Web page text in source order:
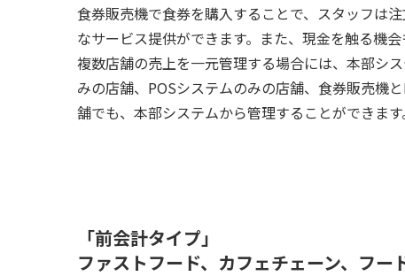
食券販売機で食券を購入することで、スタッフは
なサービス提供ができます。また、現金を触る機
複数店舗の売上を一元管理する場合には、本部シ
みの店舗、POSシステムのみの店舗、食券販売機
舗でも、本部システムから管理することができます
「前会計タイプ」
ファストフード、カフェチェーン、フ